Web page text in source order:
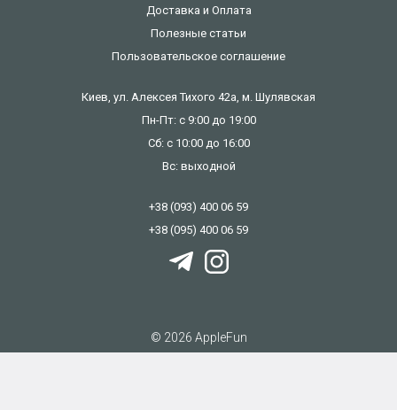
Доставка и Оплата
Полезные статьи
Пользовательское соглашение
Киев, ул. Алексея Тихого 42а, м. Шулявская
Пн-Пт: с 9:00 до 19:00
Сб: с 10:00 до 16:00
Вс: выходной
+38 (093) 400 06 59
+38 (095) 400 06 59
© 2026 AppleFun